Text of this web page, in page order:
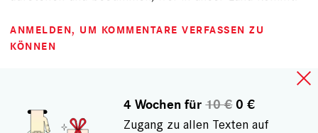
ANMELDEN, UM KOMMENTARE VERFASSEN ZU
KÖNNEN
4 Wochen für10 €0 €
Zugang zu allen Texten auf